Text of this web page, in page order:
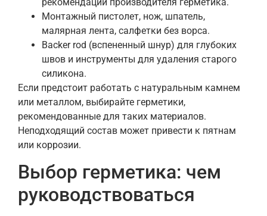
Монтажный пистолет, нож, шпатель,
малярная лента, салфетки без ворса.
Backer rod (вспененный шнур) для глубоких
швов и инструменты для удаления старого
силикона.
Если предстоит работать с натуральным камнем
или металлом, выбирайте герметики,
рекомендованные для таких материалов.
Неподходящий состав может привести к пятнам
или коррозии.
Выбор герметика: чем
руководствоваться